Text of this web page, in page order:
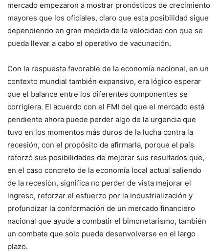
mercado empezaron a mostrar pronósticos de crecimiento
mayores que los oficiales, claro que esta posibilidad sigue
dependiendo en gran medida de la velocidad con que se
pueda llevar a cabo el operativo de vacunación.
Con la respuesta favorable de la economía nacional, en un
contexto mundial también expansivo, era lógico esperar
que el balance entre los diferentes componentes se
corrigiera. El acuerdo con el FMI del que el mercado está
pendiente ahora puede perder algo de la urgencia que
tuvo en los momentos más duros de la lucha contra la
recesión, con el propósito de afirmarla, porque el país
reforzó sus posibilidades de mejorar sus resultados que,
en el caso concreto de la economía local actual saliendo
de la recesión, significa no perder de vista mejorar el
ingreso, reforzar el esfuerzo por la industrialización y
profundizar la conformación de un mercado financiero
nacional que ayude a combatir el bimonetarismo, también
un combate que solo puede desenvolverse en el largo
plazo.